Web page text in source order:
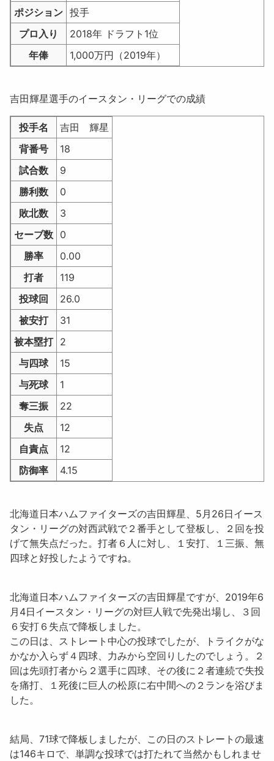
ポジション 投手
プロ入り
2018年 ドラフト1位
年俸
1,000万円（2019年）
吉田輝星選手のイースタン・リーグでの成績
投手名
吉田 輝星
背番号
18
試合数
9
勝利数
0
敗北数
3
セーブ数 0
勝率
0.00
打者
119
投球回
26.0
被安打
31
被本塁打 2
与四球
15
与死球
1
奪三振
22
失点
12
自責点
12
防御率
4.15
北海道日本ハムファイターズの吉田輝星、5月26日イース
タン・リーグの対西武戦で２番手として登板し、２回を投
げて無失点だった。 打者６人に対し、１安打、１三振、無
四球と好投したようですね。
北海道日本ハムファイターズの吉田輝星ですが、2019年6
月4日イースタン・リーグの対巨人戦で先発出場し、
３回
６安打６失点で降板しました。
この日は、ストレート中心の投球でしたが、トライクがな
かなか入らず４四球、力みから空回りしたのでしょう。２
回は先頭打者から２選手に四球、その後に２者連続で失投
を痛打、１死後に巨人の松原に右中間への２ランを浴びま
した。
結局、71球で降板しましたが、この日のストレートの最速
は146キロ で、単調な投球では打たれて当然かもしれませ